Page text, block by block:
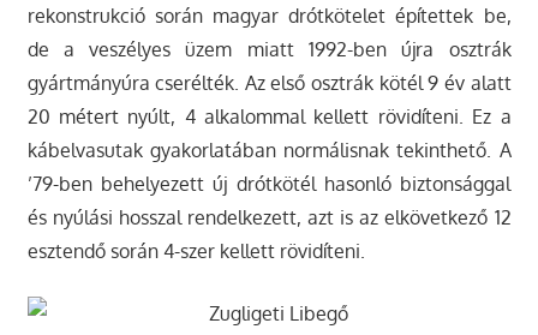
rekonstrukció során magyar drótkötelet építettek be,
de a veszélyes üzem miatt 1992-ben újra osztrák
gyártmányúra cserélték. Az első osztrák kötél 9 év alatt
20 métert nyúlt, 4 alkalommal kellett rövidíteni. Ez a
kábelvasutak gyakorlatában normálisnak tekinthető. A
’79-ben behelyezett új drótkötél hasonló biztonsággal
és nyúlási hosszal rendelkezett, azt is az elkövetkező 12
esztendő során 4-szer kellett rövidíteni.